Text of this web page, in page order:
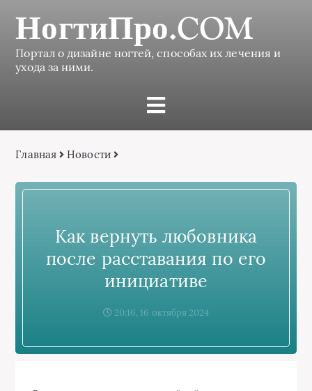
НогтиПро.COM
Портал о дизайне ногтей, способах их лечения и
ухода за ними.
Главная Новости
Как вернуть любовника
после расставания по его
инициативе
20:16, 16 октября 2024